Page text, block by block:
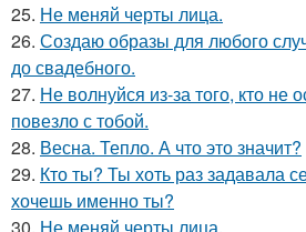
25. Не меняй черты лица.
26. Создаю образы для любого
до свадебного.
27. Не волнуйся из-за того, кто не
повезло с тобой.
28. Весна. Тепло. А что это значит?
29. Кто ты? Ты хоть раз задавала
хочешь именно ты?
30. Не меняй черты лица.